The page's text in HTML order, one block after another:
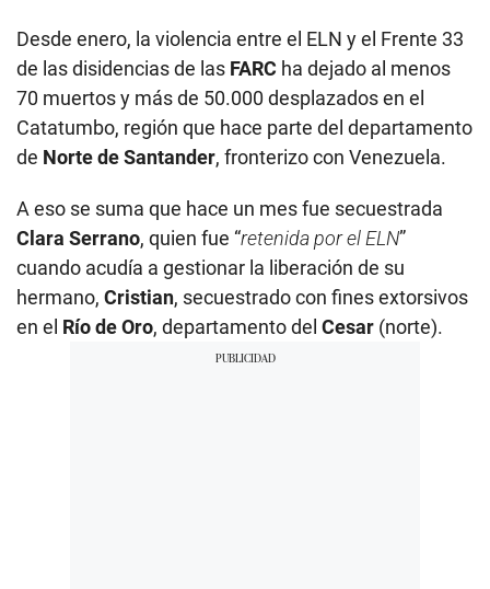
Desde enero, la violencia entre el ELN y el Frente 33
de las disidencias de las FARC ha dejado al menos
70 muertos y más de 50.000 desplazados en el
Catatumbo, región que hace parte del departamento
de Norte de Santander, fronterizo con Venezuela.
A eso se suma que hace un mes fue secuestrada
Clara Serrano, quien fue “retenida por el ELN”
cuando acudía a gestionar la liberación de su
hermano, Cristian, secuestrado con fines extorsivos
en el Río de Oro, departamento del Cesar (norte).